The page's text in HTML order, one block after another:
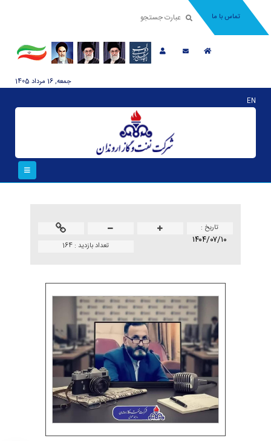
تماس با ما
جمعه, 16 مرداد 1405
EN
تاريخ :
۱۴۰۴/۰۷/۱۰ تعداد بازدید : 164